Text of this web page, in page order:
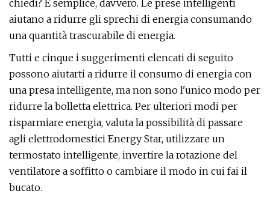
chiedi? È semplice, davvero. Le prese intelligenti
aiutano a ridurre gli sprechi di energia consumando
una quantità trascurabile di energia.
Tutti e cinque i suggerimenti elencati di seguito
possono aiutarti a ridurre il consumo di energia con
una presa intelligente, ma non sono l'unico modo per
ridurre la bolletta elettrica. Per ulteriori modi per
risparmiare energia, valuta la possibilità di passare
agli elettrodomestici Energy Star, utilizzare un
termostato intelligente, invertire la rotazione del
ventilatore a soffitto o cambiare il modo in cui fai il
bucato.